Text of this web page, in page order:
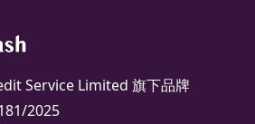
Service Limited 旗下品牌
2025